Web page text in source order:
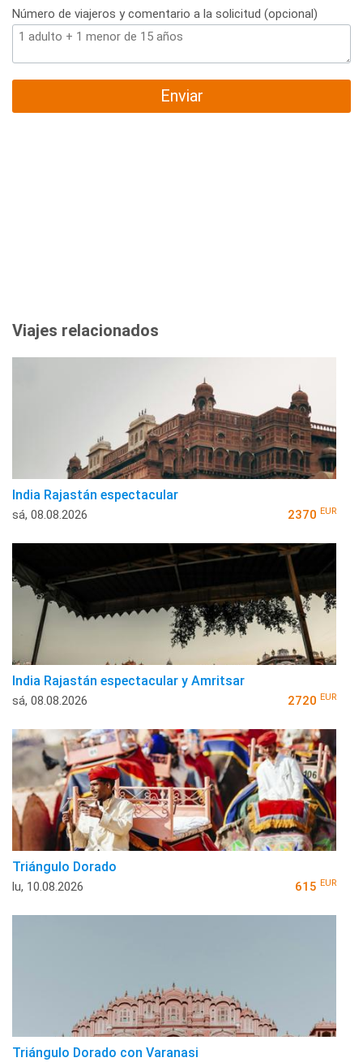
Número de viajeros y comentario a la solicitud (opcional)
Enviar
Viajes relacionados
India Rajastán espectacular
sá, 08.08.2026 2370 EUR
India Rajastán espectacular y Amritsar
sá, 08.08.2026 2720 EUR
Triángulo Dorado
lu, 10.08.2026 615 EUR
Triángulo Dorado con Varanasi